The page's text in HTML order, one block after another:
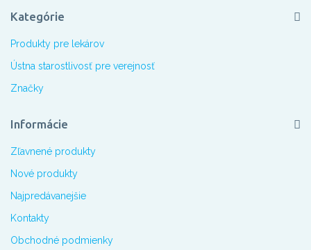
Kategórie
Produkty pre lekárov
Ústna starostlivosť pre verejnosť
Značky
Informácie
Zľavnené produkty
Nové produkty
Najpredávanejšie
Kontakty
Obchodné podmienky